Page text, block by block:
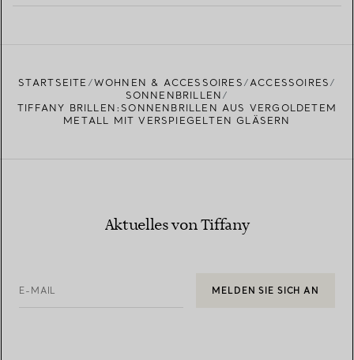
STARTSEITE WOHNEN & ACCESSOIRES
ACCESSOIRES
SONNENBRILLEN
TIFFANY BRILLEN:SONNENBRILLEN AUS VERGOLDETEM
METALL MIT VERSPIEGELTEN GLÄSERN
Aktuelles von Tiffany
E-MAIL MELDEN SIE SICH AN